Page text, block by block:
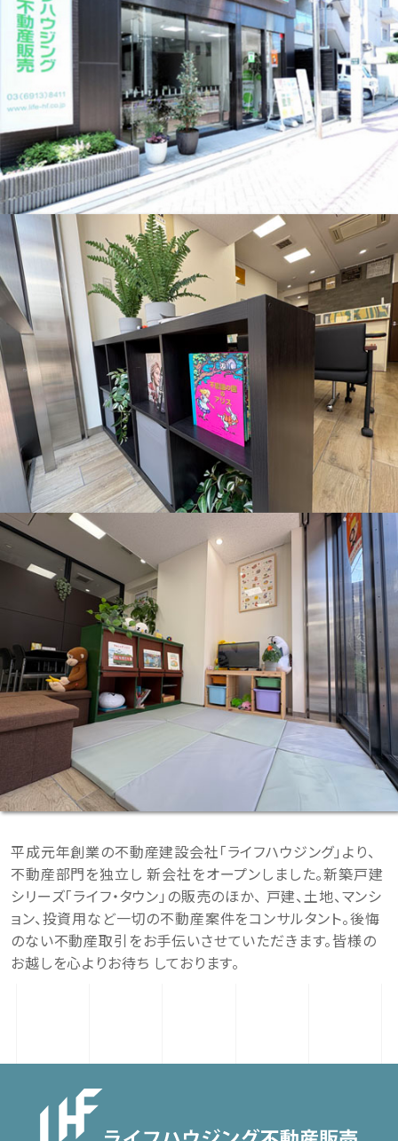
平成元年創業の不動産建設会社「ライフハウジング」より、
不動産部門を独立し 新会社をオープンしました。新築戸建
シリーズ「ライフ・タウン」の販売のほか、 戸建、土地、マンシ
ョン、投資用など一切の不動産案件をコンサルタント。後悔
のない不動産取引をお手伝いさせていただきます。皆様の
お越しを心よりお待ち しております。